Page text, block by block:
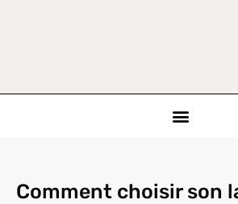
Comment choisir son